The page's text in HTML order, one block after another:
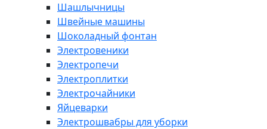
Шашлычницы
Швейные машины
Шоколадный фонтан
Электровеники
Электропечи
Электроплитки
Электрочайники
Яйцеварки
Электрошвабры для уборки